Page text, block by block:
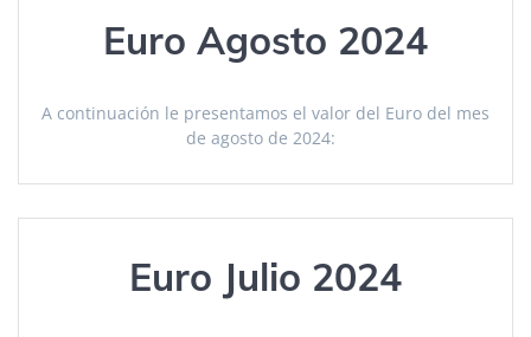
Euro Agosto 2024
A continuación le presentamos el valor del Euro del mes
de agosto de 2024:
Euro Julio 2024